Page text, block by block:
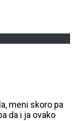
meni skoro pa
da i ja ovako